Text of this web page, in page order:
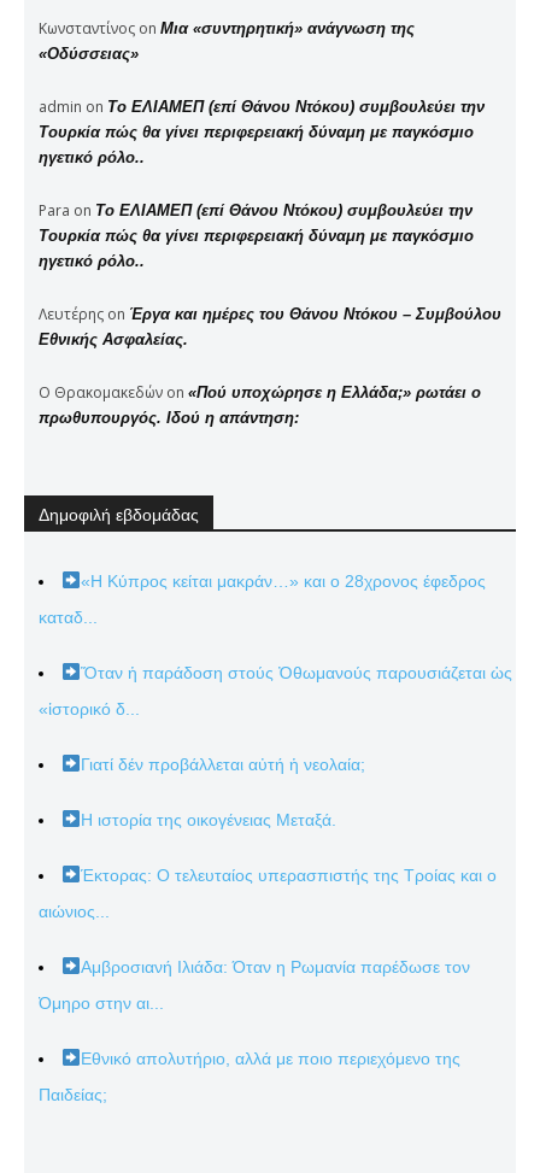
Κωνσταντίνος on Μια «συντηρητική» ανάγνωση της
«Οδύσσειας»
admin on Το ΕΛΙΑΜΕΠ (επί Θάνου Ντόκου) συμβουλεύει την
Τουρκία πώς θα γίνει περιφερειακή δύναμη με παγκόσμιο
ηγετικό ρόλο..
Para on Το ΕΛΙΑΜΕΠ (επί Θάνου Ντόκου) συμβουλεύει την
Τουρκία πώς θα γίνει περιφερειακή δύναμη με παγκόσμιο
ηγετικό ρόλο..
Λευτέρης on Έργα και ημέρες του Θάνου Ντόκου – Συμβούλου
Εθνικής Ασφαλείας.
Ο Θρακομακεδών on «Πού υποχώρησε η Ελλάδα;» ρωτάει ο
πρωθυπουργός. Ιδού η απάντηση:
Δημοφιλή εβδομάδας
«Η Κύπρος κείται μακράν…» και ο 28χρονος έφεδρος
καταδ...
Ὅταν ἡ παράδοση στούς Ὀθωμανούς παρουσιάζεται ὡς
«ἱστορικό δ...
Γιατί δέν προβάλλεται αὐτή ἡ νεολαία;
Η ιστορία της οικογένειας Μεταξά.
Έκτορας: Ο τελευταίος υπερασπιστής της Τροίας και ο
αιώνιος...
Αμβροσιανή Ιλιάδα: Όταν η Ρωμανία παρέδωσε τον
Όμηρο στην αι...
Εθνικό απολυτήριο, αλλά με ποιο περιεχόμενο της
Παιδείας;